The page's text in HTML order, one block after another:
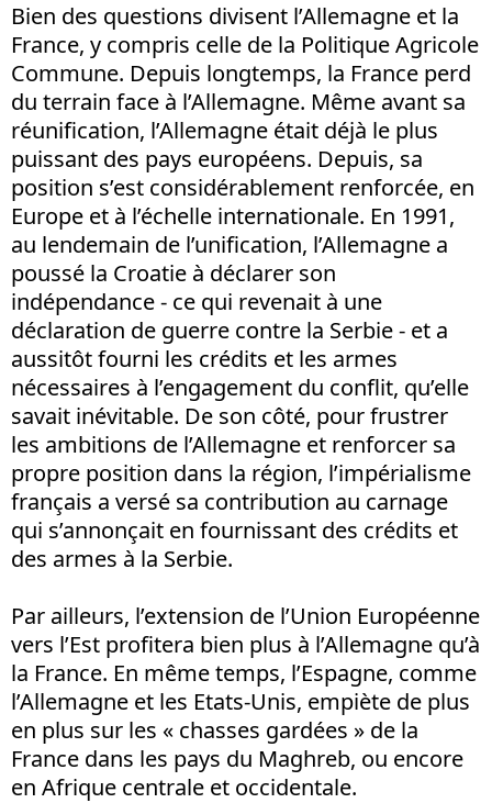
Bien des questions divisent l’Allemagne et la
France, y compris celle de la Politique Agricole
Commune. Depuis longtemps, la France perd
du terrain face à l’Allemagne. Même avant sa
réunification, l’Allemagne était déjà le plus
puissant des pays européens. Depuis, sa
position s’est considérablement renforcée, en
Europe et à l’échelle internationale. En 1991,
au lendemain de l’unification, l’Allemagne a
poussé la Croatie à déclarer son
indépendance - ce qui revenait à une
déclaration de guerre contre la Serbie - et a
aussitôt fourni les crédits et les armes
nécessaires à l’engagement du conflit, qu’elle
savait inévitable. De son côté, pour frustrer
les ambitions de l’Allemagne et renforcer sa
propre position dans la région, l’impérialisme
français a versé sa contribution au carnage
qui s’annonçait en fournissant des crédits et
des armes à la Serbie.
Par ailleurs, l’extension de l’Union Européenne
vers l’Est profitera bien plus à l’Allemagne qu’à
la France. En même temps, l’Espagne, comme
l’Allemagne et les Etats-Unis, empiète de plus
en plus sur les « chasses gardées » de la
France dans les pays du Maghreb, ou encore
en Afrique centrale et occidentale.